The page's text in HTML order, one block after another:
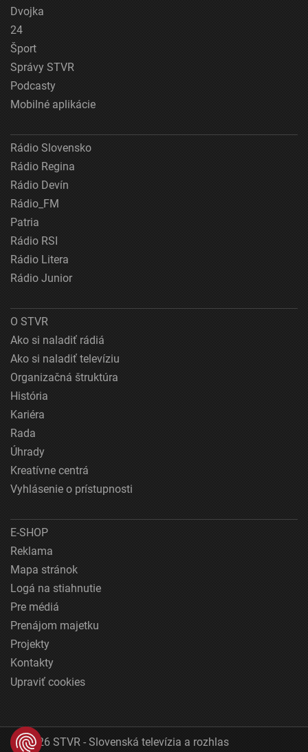
Dvojka
24
Šport
Správy STVR
Podcasty
Mobilné aplikácie
Rádio Slovensko
Rádio Regina
Rádio Devín
Rádio_FM
Patria
Rádio RSI
Rádio Litera
Rádio Junior
O STVR
Ako si naladiť rádiá
Ako si naladiť televíziu
Organizačná štruktúra
História
Kariéra
Rada
Úhrady
Kreatívne centrá
Vyhlásenie o prístupnosti
E-SHOP
Reklama
Mapa stránok
Logá na stiahnutie
Pre médiá
Prenájom majetku
Projekty
Kontakty
Upraviť cookies
© 2026 STVR - Slovenská televízia a rozhlas